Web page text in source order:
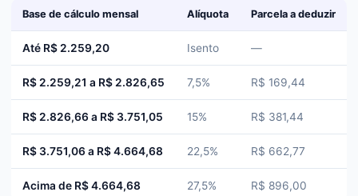
Base de cálculo mensal Alíquota Parcela a deduzir
Até R$ 2.259,20 Isento —
R$ 2.259,21 a R$ 2.826,65 7,5% R$ 169,44
R$ 2.826,66 a R$ 3.751,05 15% R$ 381,44
R$ 3.751,06 a R$ 4.664,68 22,5% R$ 662,77
Acima de R$ 4.664,68 27,5% R$ 896,00